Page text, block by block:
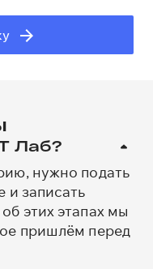
Лаб?
нужно подать
и записать
этих этапах мы
пришлём перед